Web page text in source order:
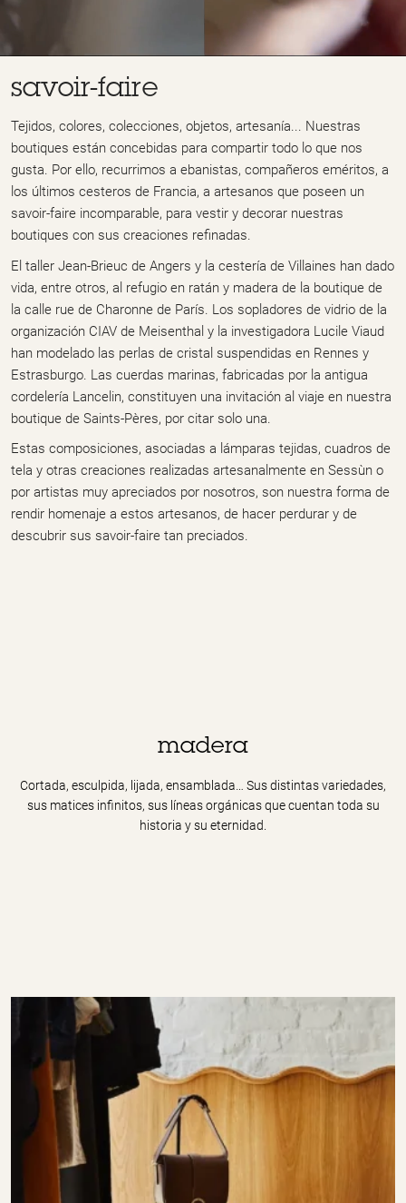
savoir-faire
Tejidos, colores, colecciones, objetos, artesanía... Nuestras
boutiques están concebidas para compartir todo lo que nos
gusta. Por ello, recurrimos a ebanistas, compañeros eméritos, a
los últimos cesteros de Francia, a artesanos que poseen un
savoir-faire incomparable, para vestir y decorar nuestras
boutiques con sus creaciones refinadas.
El taller Jean-Brieuc de Angers y la cestería de Villaines han dado
vida, entre otros, al refugio en ratán y madera de la boutique de
la calle rue de Charonne de París. Los sopladores de vidrio de la
organización CIAV de Meisenthal y la investigadora Lucile Viaud
han modelado las perlas de cristal suspendidas en Rennes y
Estrasburgo. Las cuerdas marinas, fabricadas por la antigua
cordelería Lancelin, constituyen una invitación al viaje en nuestra
boutique de Saints-Pères, por citar solo una.
Estas composiciones, asociadas a lámparas tejidas, cuadros de
tela y otras creaciones realizadas artesanalmente en Sessùn o
por artistas muy apreciados por nosotros, son nuestra forma de
rendir homenaje a estos artesanos, de hacer perdurar y de
descubrir sus savoir-faire tan preciados.
madera
Cortada, esculpida, lijada, ensamblada… Sus distintas variedades,
sus matices infinitos, sus líneas orgánicas que cuentan toda su
historia y su eternidad.